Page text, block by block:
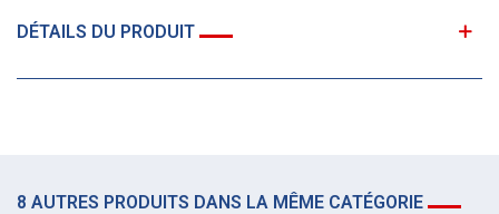
DÉTAILS DU PRODUIT
8 AUTRES PRODUITS DANS LA MÊME CATÉGORIE